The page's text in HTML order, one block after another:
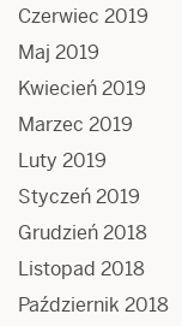
Czerwiec 2019
Maj 2019
Kwiecień 2019
Marzec 2019
Luty 2019
Styczeń 2019
Grudzień 2018
Listopad 2018
Październik 2018